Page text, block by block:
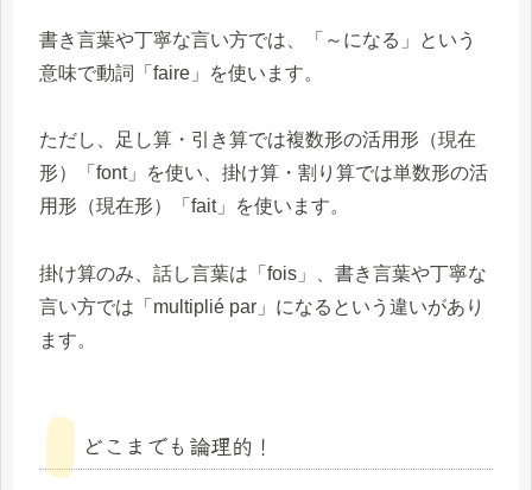
書き言葉や丁寧な言い方では、「～になる」という
意味で動詞「faire」を使います。
ただし、足し算・引き算では複数形の活用形（現在
形）「font」を使い、掛け算・割り算では単数形の活
用形（現在形）「fait」を使います。
掛け算のみ、話し言葉は「fois」、書き言葉や丁寧な
言い方では「multiplié par」になるという違いがあり
ます。
どこまでも論理的！